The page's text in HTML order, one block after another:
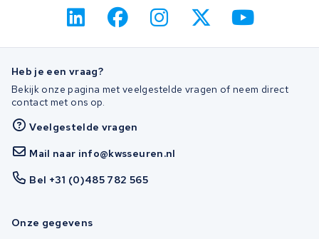
Heb je een vraag?
Bekijk onze pagina met veelgestelde vragen of neem direct
contact met ons op.
Veelgestelde vragen
Mail naar info@kwsseuren.nl
Bel +31 (0)485 782 565
Onze gegevens